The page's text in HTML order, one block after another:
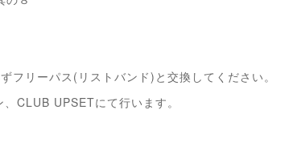
フリーパス(リストバンド)と交換してください。
CLUB UPSETにて行います。